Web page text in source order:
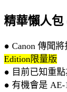
精華懶人
● Canon 傳聞將
Edition限量版
● 目前已知重
● 有機會是